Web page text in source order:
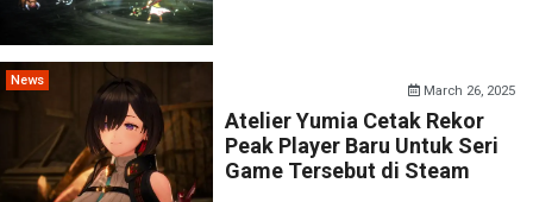
News
March 26, 2025
Atelier Yumia Cetak Rekor
Peak Player Baru Untuk Seri
Game Tersebut di Steam